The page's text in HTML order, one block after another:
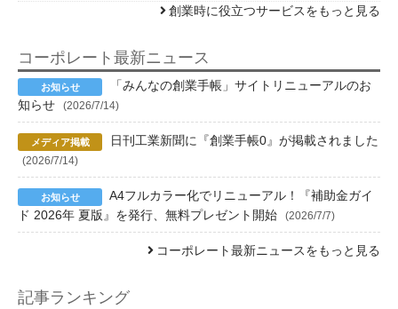
創業時に役立つサービスをもっと見る
コーポレート最新ニュース
「みんなの創業手帳」サイトリニューアルのお
知らせ
(2026/7/14)
日刊工業新聞に『創業手帳0』が掲載されました
(2026/7/14)
A4フルカラー化でリニューアル！『補助金ガイ
ド 2026年 夏版』を発行、無料プレゼント開始
(2026/7/7)
コーポレート最新ニュースをもっと見る
記事ランキング